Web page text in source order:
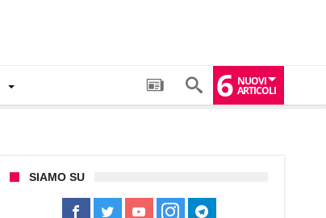
6 NUOVI
ARTICOLI
SIAMO SU